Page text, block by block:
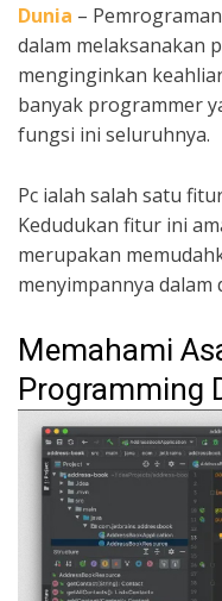
Dunia –
dalam melaksanakan
menginginkan
banyak programmer
fungsi ini seluruhnya.
Pc ialah salah satu
Kedudukan fitur ini
merupakan
menyimpannya dalam
Memahami
Programming